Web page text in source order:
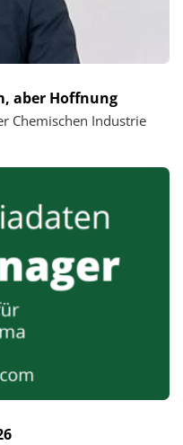
aber Hoffnung
Chemischen Industrie